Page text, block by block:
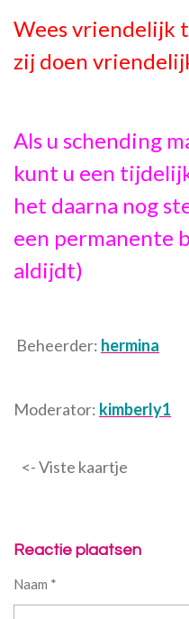
Wees vriendelijk
zij doen
Als u schending
kunt u een
het daarna nog
een permanente
aldijdt)
Beheerder: hermina
Moderator: kimberly1
<- Viste kaartje
Reactie plaatsen
Naam *